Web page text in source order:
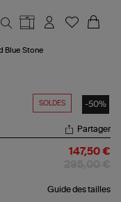
Blue Stone
SOLDES -50%
Partager
147,50 €
Guide des tailles